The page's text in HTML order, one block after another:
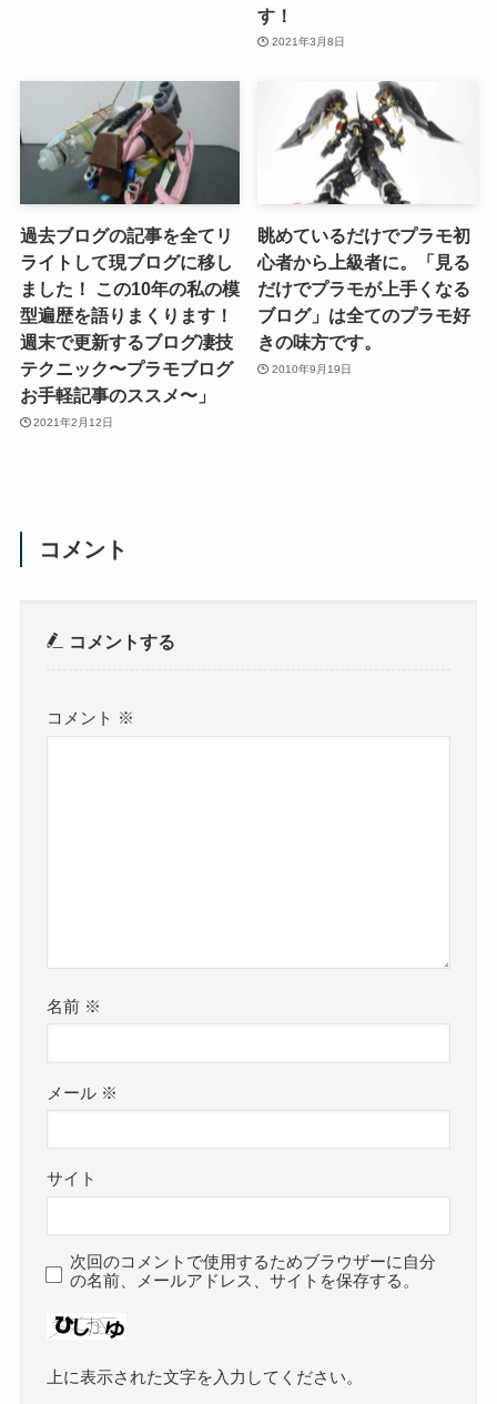
す！
2021年3月8日
過去ブログの記事を全てリ
ライトして現ブログに移し
ました！ この10年の私の模
型遍歴を語りまくります！
週末で更新するブログ凄技
テクニック〜プラモブログ
お手軽記事のススメ〜」
2021年2月12日
眺めているだけでプラモ初
心者から上級者に。「見る
だけでプラモが上手くなる
ブログ」は全てのプラモ好
きの味方です。
2010年9月19日
コメント
コメントする
コメント ※
名前 ※
メール ※
サイト
次回のコメントで使用するためブラウザーに自分
の名前、メールアドレス、サイトを保存する。
上に表示された文字を入力してください。